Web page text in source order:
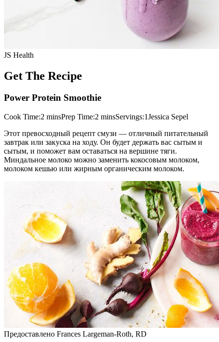
JS Health
Get The Recipe
Power Protein Smoothie
Cook Time:2 minsPrep Time:2 minsServings:1Jessica Sepel
Этот превосходный рецепт смузи — отличный питательный
завтрак или закуска на ходу. Он будет держать вас сытым и
сытым, и поможет вам оставаться на вершине тяги.
Миндальное молоко можно заменить кокосовым молоком,
молоком кешью или жирным органическим молоком.
Предоставлено Frances Largeman-Roth, RD